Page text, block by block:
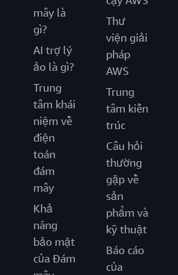
mây là
gì?
AI trợ lý
ảo là gì?
Trung
tâm khái
niệm về
điện
toán
đám
mây
Khả
năng
bảo mật
của Đám
Thư
viện giải
pháp
AWS
Trung
tâm kiến
trúc
Câu hỏi
thường
gặp về
sản
phẩm và
kỹ thuật
Báo cáo
của